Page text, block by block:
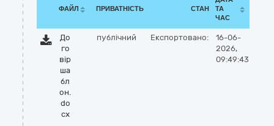
ФАЙЛ ПРИВАТНІСТЬ СТАН
ТА
ЧАС
До
го
вір
ша
бл
он.
do
cx
публічний Експортовано:
16-06-
2026,
09:49:43